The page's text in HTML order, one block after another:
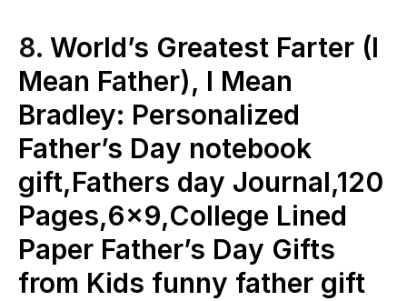
8. World’s Greatest Farter (I
Mean Father), I Mean
Bradley: Personalized
Father’s Day notebook
gift,Fathers day Journal,120
Pages,6×9,College Lined
Paper Father’s Day Gifts
from Kids funny father gift